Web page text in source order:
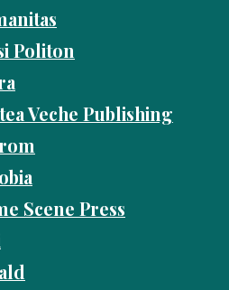
Politon
Veche Publishing
Scene Press